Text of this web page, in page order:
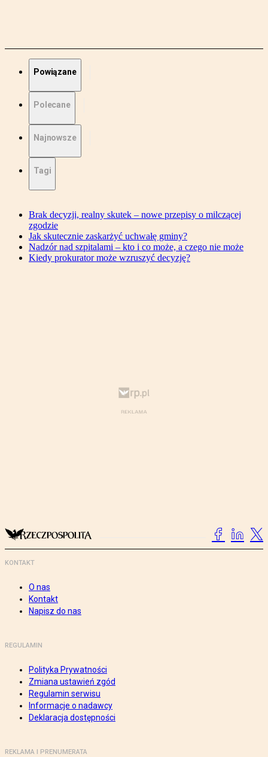
Powiązane
Polecane
Najnowsze
Tagi
Brak decyzji, realny skutek – nowe przepisy o milczącej
zgodzie
Jak skutecznie zaskarżyć uchwałę gminy?
Nadzór nad szpitalami – kto i co może, a czego nie może
Kiedy prokurator może wzruszyć decyzję?
KONTAKT
O nas
Kontakt
Napisz do nas
REGULAMIN
Polityka Prywatności
Zmiana ustawień zgód
Regulamin serwisu
Informacje o nadawcy
Deklaracja dostępności
REKLAMA I PRENUMERATA